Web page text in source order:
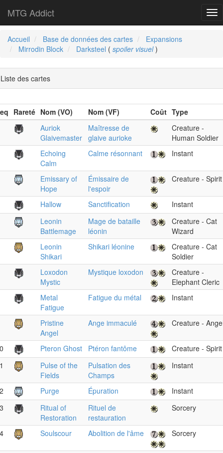
MTG Addict
Accueil Base de données des cartes
Expansions
Mirrodin Block
Darksteel ( spoiler visuel )
Liste des cartes
Rareté Nom (VO) Nom (VF) Coût Type
Auriok
Glaivemaster
Maîtresse de
glaive aurioke
Creature -
Human Soldier
Echoing
Calm
Calme résonnant Instant
Emissary of
Hope
Émissaire de
l'espoir
Creature - Spirit
Hallow Sanctification
Instant
Leonin
Battlemage
Mage de bataille
léonin
Creature - Cat
Wizard
Leonin
Shikari
Shikari léonine
Creature - Cat
Soldier
Loxodon
Mystic
Mystique loxodon
Creature -
Elephant Cleric
Metal
Fatigue
Fatigue du métal Instant
Pristine
Angel
Ange immaculé Creature -
Pteron Ghost Ptéron fantôme
Creature - Spirit
Pulse of the
Fields
Pulsation des
Champs
Instant
Purge Épuration
Instant
Ritual of
Restoration
Rituel de
restauration
Sorcery
Soulscour Abolition de l'âme Sorcery